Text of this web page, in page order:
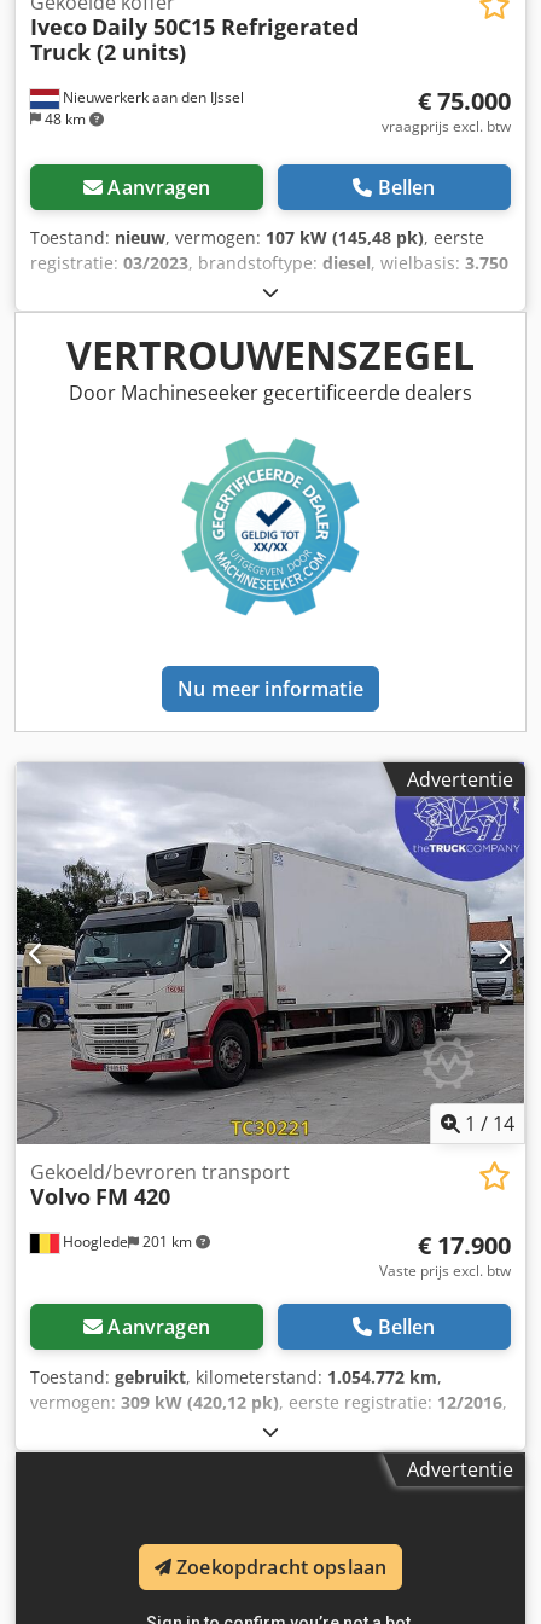
Shogran GmbH An der Glashütte 15 41516 Grevenbroich
Tel.: Mobiel: Mevrouw Sabine Faust E-mail:
Nieuwerkerk aan den IJssel
48 km
Iveco Daily 50C15 Refrigerated
Truck (2 units)
€ 75.000
vraagprijs excl. btw
Aanvragen Bellen
Toestand: nieuw, vermogen: 107 kW (145,48 pk), eerste
registratie: 03/2023, brandstoftype: diesel, wielbasis: 3.750
, brandstoftankcapaciteit:
kleur:wit, bestuurderscabine:dagcabine, soort
overbrenging:mechanisch, aantal versnellingen: 6,
emissieklasse:Euro 4, totale lengte:6.750 mm, totale
breedte:2.380 mm, totale hoogte:3.200 mm, laadruimte
2.050 mm , Bouwjaar:
opties en accessoires = - Automatische verwarming =
Opmerkingen = Brandstoftank: 100 liter. Zonder
airconditioning Uitgerust met koelbak: Thermo King T600
R50 400V diesel/elektrisch Laminaire panelen, vloer 120
mm, dak 100 mm, voorzijde 100 mm, achterzijde 84 mm,
zijkanten 71 mm. Dubbele achterdeur met externe sloten,
rechterpaneel opent als eerste + 3-tredeladder. Interne
gegalvaniseerd. Interne afmetingen: 390 x 220 x 205 cm,
17,58 kubieke meter Koelunit merk: Thermo King = Meer
informatie = Versnellingsbak: 6-versnellingen, 6
cilinders: 4 Motorinhoud: 2.998 cc Ledig gewicht: 3.600 kg
Laadvermogen: 1.400 kg Toelaatbaar totaalgewicht: 5.000
kg Merk van de opbouw: Thermo King T600 R50 400V
Csdszqdtgjpfx Apmsha Koelmotor: Diesel en elektrisch
Wanddikte: 12 mm
VERTROUWENSZEGEL
Door Machineseeker gecertificeerde dealers
Nu meer informatie
Advertentie
1 / 14
Hooglede 201 km
Gekoeld/bevroren transport
Volvo FM 420
€ 17.900
Vaste prijs excl. btw
Aanvragen Bellen
Toestand: gebruikt, kilometerstand: 1.054.772 km,
vermogen: 309 kW (420,12 pk), eerste registratie: 12/2016,
, bandenmaten:
asconfiguratie:6x2, wielbasis:6.500 mm, brandstof:
, totale lengte: 11.650 mm , totale breedte:
totale hoogte:
3.940 mm, Bouwjaar:2016, Uitrusting:
Advertentie
Zoekopdracht opslaan